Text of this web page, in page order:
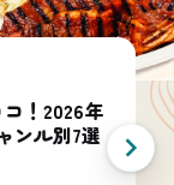
！2026年
ンル別7選